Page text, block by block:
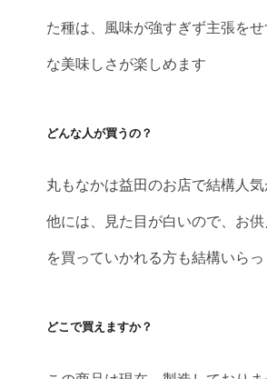
た種は、風味が強すぎず主張を
な美味しさが楽しめます
どんな人が買うの？
丸もなかは益田のお店で結構人気
他には、見た目が白いので、お供
を買っていかれる方も結構いら
どこで買えますか？